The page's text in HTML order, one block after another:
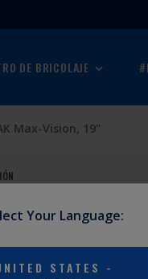
Your Language:
STATES -
DE BRICOLAJE
Max-Vision, 19"